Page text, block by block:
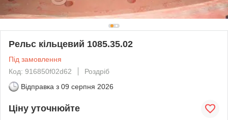
Рельс кільцевий 1085.35.02
Під замовлення
Код: 916850f02d62
Роздріб
Відправка з 09 серпня 2026
Ціну уточнюйте